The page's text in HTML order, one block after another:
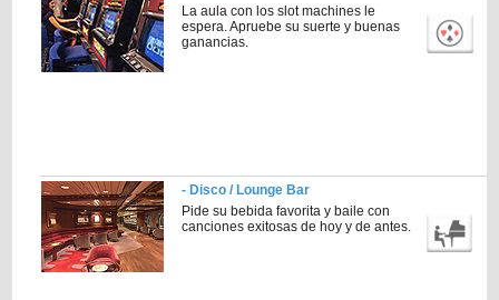
La aula con los slot machines le
espera. Apruebe su suerte y buenas
ganancias.
- Disco / Lounge Bar
Pide su bebida favorita y baile con
canciones exitosas de hoy y de antes.